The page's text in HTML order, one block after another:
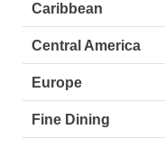
Caribbean
Central America
Europe
Fine Dining